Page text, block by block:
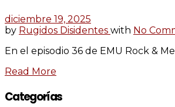
diciembre 19, 2025
by Rugidos Disidentes with No
En el episodio 36 de EMU Rock &
Read More
Categorías